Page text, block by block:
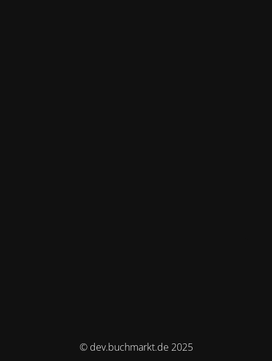
© dev.buchmarkt.de 2025